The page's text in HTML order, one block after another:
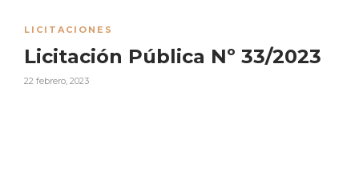
LICITACIONES
Licitación Pública Nº 33/2023
22 febrero, 2023